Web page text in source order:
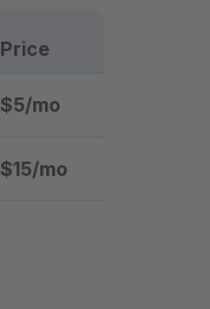
Price
$5/mo
$15/mo